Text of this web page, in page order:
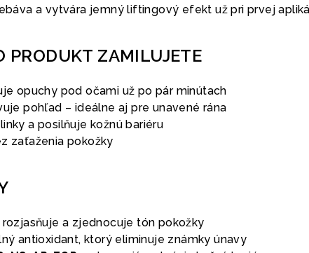
a vytvára jemný liftingový efekt už pri prvej
PRODUKT ZAMILUJETE
opuchy pod očami už po pár minútach
pohľad – ideálne aj pre unavené rána
a posilňuje kožnú bariéru
zaťaženia pokožky
rozjasňuje a zjednocuje tón pokožky
antioxidant, ktorý eliminuje známky únavy